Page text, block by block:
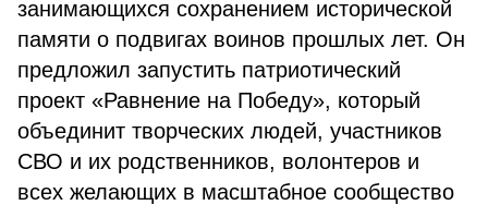
занимающихся сохранением исторической
памяти о подвигах воинов прошлых лет. Он
предложил запустить патриотический
проект «Равнение на Победу», который
объединит творческих людей, участников
СВО и их родственников, волонтеров и
всех желающих в масштабное сообщество